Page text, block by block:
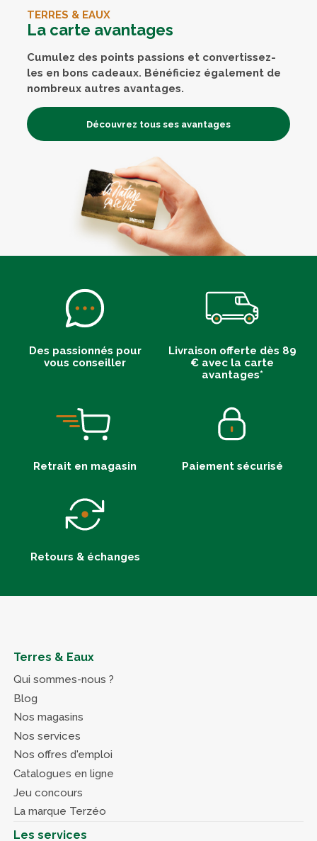
TERRES & EAUX
La carte avantages
Cumulez des points passions et convertissez-
les en bons cadeaux. Bénéficiez également de
nombreux autres avantages.
Découvrez tous ses avantages
Des passionnés pour
vous conseiller
Livraison offerte dès 89
€ avec la carte
avantages*
Retrait en magasin Paiement sécurisé
Retours & échanges
Terres & Eaux
Qui sommes-nous ?
Blog
Nos magasins
Nos services
Nos offres d'emploi
Catalogues en ligne
Jeu concours
La marque Terzéo
Les services